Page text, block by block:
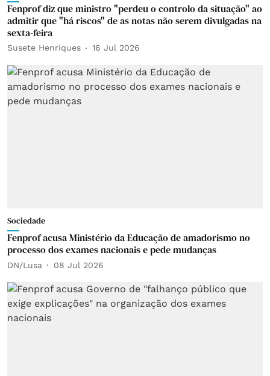
Fenprof diz que ministro "perdeu o controlo da situação" ao
admitir que "há riscos" de as notas não serem divulgadas na
sexta-feira
Susete Henriques 16 Jul 2026
Sociedade
Fenprof acusa Ministério da Educação de amadorismo no
processo dos exames nacionais e pede mudanças
DN/Lusa 08 Jul 2026